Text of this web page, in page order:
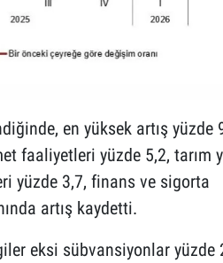
en yüksek artış yüzde
faaliyetleri yüzde 5,2, tarım
yüzde 3,7, finans ve sigorta
artış kaydetti.
eksi sübvansiyonlar yüzde